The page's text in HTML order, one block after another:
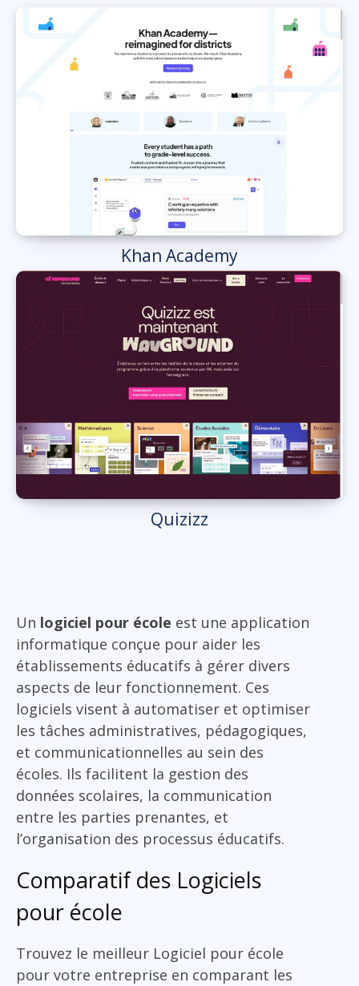
Khan Academy
Quizizz
Un logiciel pour école est une application
informatique conçue pour aider les
établissements éducatifs à gérer divers
aspects de leur fonctionnement. Ces
logiciels visent à automatiser et optimiser
les tâches administratives, pédagogiques,
et communicationnelles au sein des
écoles. Ils facilitent la gestion des
données scolaires, la communication
entre les parties prenantes, et
l’organisation des processus éducatifs.
Comparatif des Logiciels
pour école
Trouvez le meilleur Logiciel pour école
pour votre entreprise en comparant les